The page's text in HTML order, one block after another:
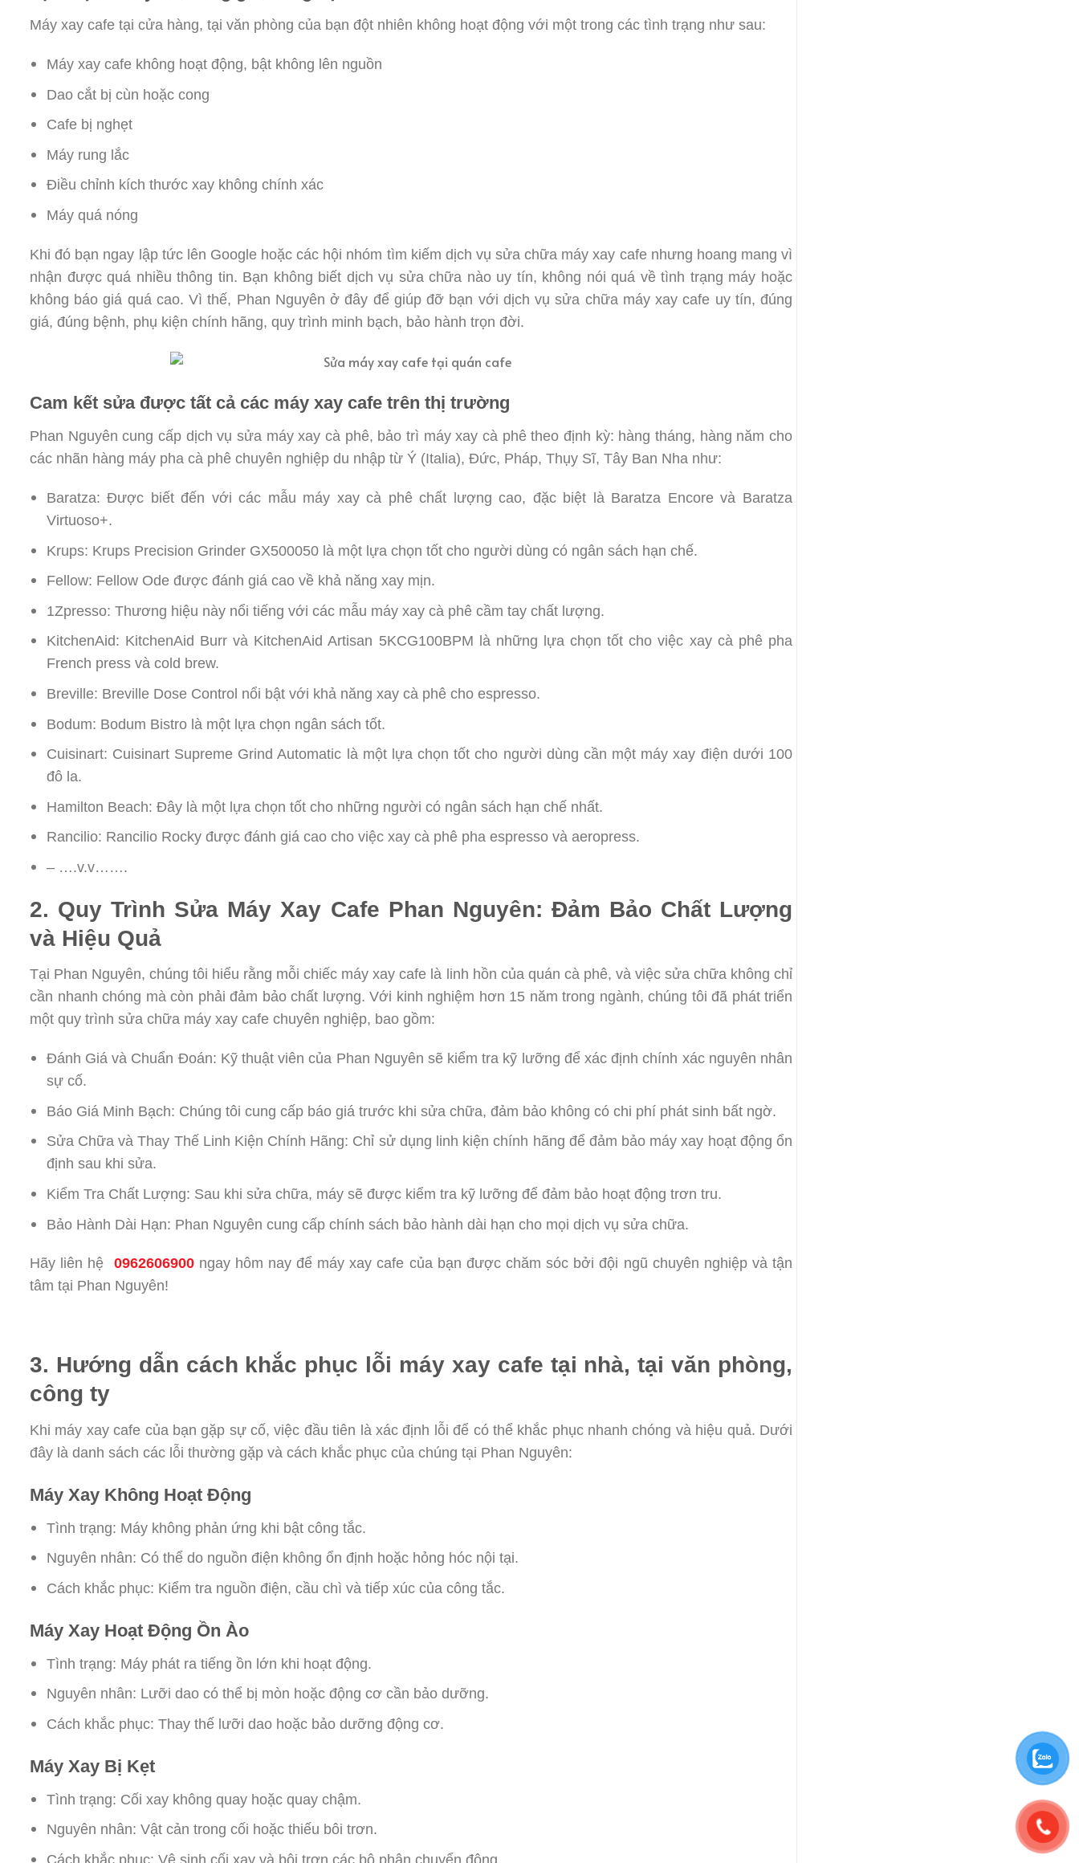
Máy xay cafe tại cửa hàng, tại văn phòng của bạn đột nhiên không hoạt động với một trong các tình trạng như sau:
Máy xay cafe không hoạt động, bật không lên nguồn
Dao cắt bị cùn hoặc cong
Cafe bị nghẹt
Máy rung lắc
Điều chỉnh kích thước xay không chính xác
Máy quá nóng
Khi đó bạn ngay lập tức lên Google hoặc các hội nhóm tìm kiếm dịch vụ sửa chữa máy xay cafe nhưng hoang mang vì
nhận được quá nhiều thông tin. Bạn không biết dịch vụ sửa chữa nào uy tín, không nói quá về tình trạng máy hoặc
không báo giá quá cao. Vì thế, Phan Nguyên ở đây để giúp đỡ bạn với dịch vụ sửa chữa máy xay cafe uy tín, đúng
giá, đúng bệnh, phụ kiện chính hãng, quy trình minh bạch, bảo hành trọn đời.
Cam kết sửa được tất cả các máy xay cafe trên thị trường
Phan Nguyên cung cấp dịch vụ sửa máy xay cà phê, bảo trì máy xay cà phê theo định kỳ: hàng tháng, hàng năm cho
các nhãn hàng máy pha cà phê chuyên nghiệp du nhập từ Ý (Italia), Đức, Pháp, Thụy Sĩ, Tây Ban Nha như:
Baratza: Được biết đến với các mẫu máy xay cà phê chất lượng cao, đặc biệt là Baratza Encore và Baratza
Virtuoso+.
Krups: Krups Precision Grinder GX500050 là một lựa chọn tốt cho người dùng có ngân sách hạn chế.
Fellow: Fellow Ode được đánh giá cao về khả năng xay mịn.
1Zpresso: Thương hiệu này nổi tiếng với các mẫu máy xay cà phê cầm tay chất lượng.
KitchenAid: KitchenAid Burr và KitchenAid Artisan 5KCG100BPM là những lựa chọn tốt cho việc xay cà phê pha
French press và cold brew.
Breville: Breville Dose Control nổi bật với khả năng xay cà phê cho espresso.
Bodum: Bodum Bistro là một lựa chọn ngân sách tốt.
Cuisinart: Cuisinart Supreme Grind Automatic là một lựa chọn tốt cho người dùng cần một máy xay điện dưới 100
đô la.
Hamilton Beach: Đây là một lựa chọn tốt cho những người có ngân sách hạn chế nhất.
Rancilio: Rancilio Rocky được đánh giá cao cho việc xay cà phê pha espresso và aeropress.
– ….v.v…….
2. Quy Trình Sửa Máy Xay Cafe Phan Nguyên: Đảm Bảo Chất Lượng
và Hiệu Quả
Tại Phan Nguyên, chúng tôi hiểu rằng mỗi chiếc máy xay cafe là linh hồn của quán cà phê, và việc sửa chữa không chỉ
cần nhanh chóng mà còn phải đảm bảo chất lượng. Với kinh nghiệm hơn 15 năm trong ngành, chúng tôi đã phát triển
một quy trình sửa chữa máy xay cafe chuyên nghiệp, bao gồm:
Đánh Giá và Chuẩn Đoán: Kỹ thuật viên của Phan Nguyên sẽ kiểm tra kỹ lưỡng để xác định chính xác nguyên nhân
sự cố.
Báo Giá Minh Bạch: Chúng tôi cung cấp báo giá trước khi sửa chữa, đảm bảo không có chi phí phát sinh bất ngờ.
Sửa Chữa và Thay Thế Linh Kiện Chính Hãng: Chỉ sử dụng linh kiện chính hãng để đảm bảo máy xay hoạt động ổn
định sau khi sửa.
Kiểm Tra Chất Lượng: Sau khi sửa chữa, máy sẽ được kiểm tra kỹ lưỡng để đảm bảo hoạt động trơn tru.
Bảo Hành Dài Hạn: Phan Nguyên cung cấp chính sách bảo hành dài hạn cho mọi dịch vụ sửa chữa.
Hãy liên hệ 0962606900 ngay hôm nay để máy xay cafe của bạn được chăm sóc bởi đội ngũ chuyên nghiệp và tận
tâm tại Phan Nguyên!
3. Hướng dẫn cách khắc phục lỗi máy xay cafe tại nhà, tại văn phòng,
công ty
Khi máy xay cafe của bạn gặp sự cố, việc đầu tiên là xác định lỗi để có thể khắc phục nhanh chóng và hiệu quả. Dưới
đây là danh sách các lỗi thường gặp và cách khắc phục của chúng tại Phan Nguyên:
Máy Xay Không Hoạt Động
Tình trạng: Máy không phản ứng khi bật công tắc.
Nguyên nhân: Có thể do nguồn điện không ổn định hoặc hỏng hóc nội tại.
Cách khắc phục: Kiểm tra nguồn điện, cầu chì và tiếp xúc của công tắc.
Máy Xay Hoạt Động Ồn Ào
Tình trạng: Máy phát ra tiếng ồn lớn khi hoạt động.
Nguyên nhân: Lưỡi dao có thể bị mòn hoặc động cơ cần bảo dưỡng.
Cách khắc phục: Thay thế lưỡi dao hoặc bảo dưỡng động cơ.
Máy Xay Bị Kẹt
Tình trạng: Cối xay không quay hoặc quay chậm.
Nguyên nhân: Vật cản trong cối hoặc thiếu bôi trơn.
Cách khắc phục: Vệ sinh cối xay và bôi trơn các bộ phận chuyển động.